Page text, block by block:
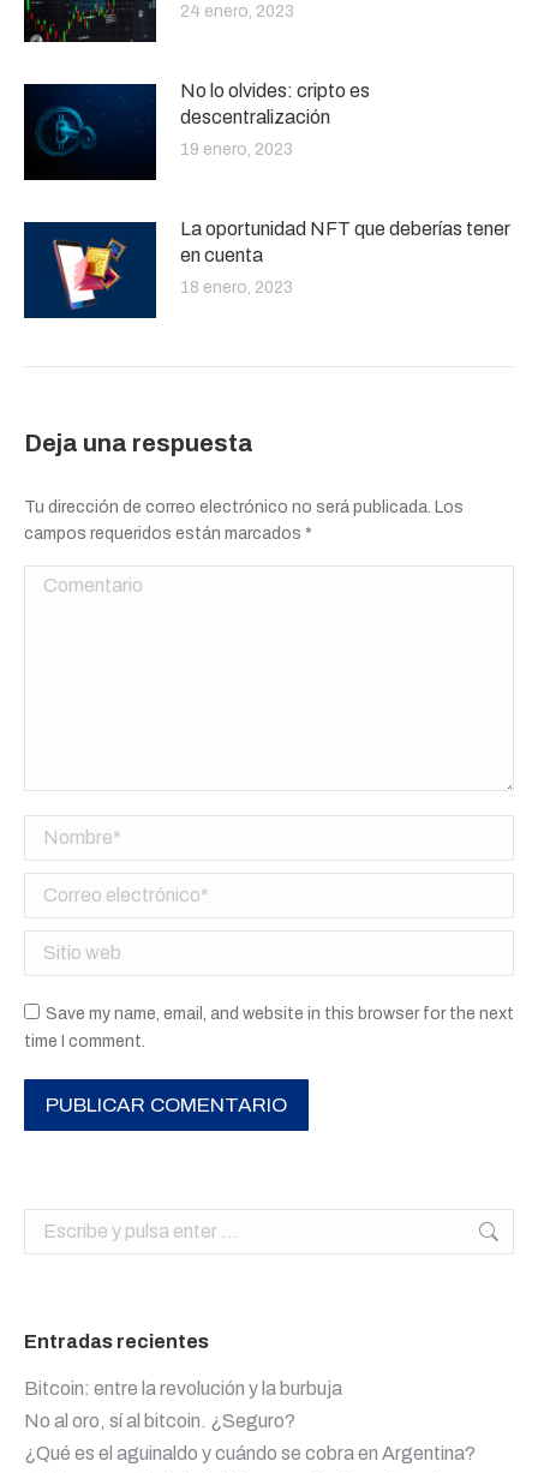
24 enero, 2023
No lo olvides: cripto es
descentralización
19 enero, 2023
La oportunidad NFT que deberías tener
en cuenta
18 enero, 2023
Deja una respuesta
Tu dirección de correo electrónico no será publicada. Los
campos requeridos están marcados *
Comentario
Nombre *
Correo electrónico *
Sitio web
Save my name, email, and website in this browser for the next
time I comment.
PUBLICAR COMENTARIO
Buscar:
Entradas recientes
Bitcoin: entre la revolución y la burbuja
No al oro, sí al bitcoin. ¿Seguro?
¿Qué es el aguinaldo y cuándo se cobra en Argentina?